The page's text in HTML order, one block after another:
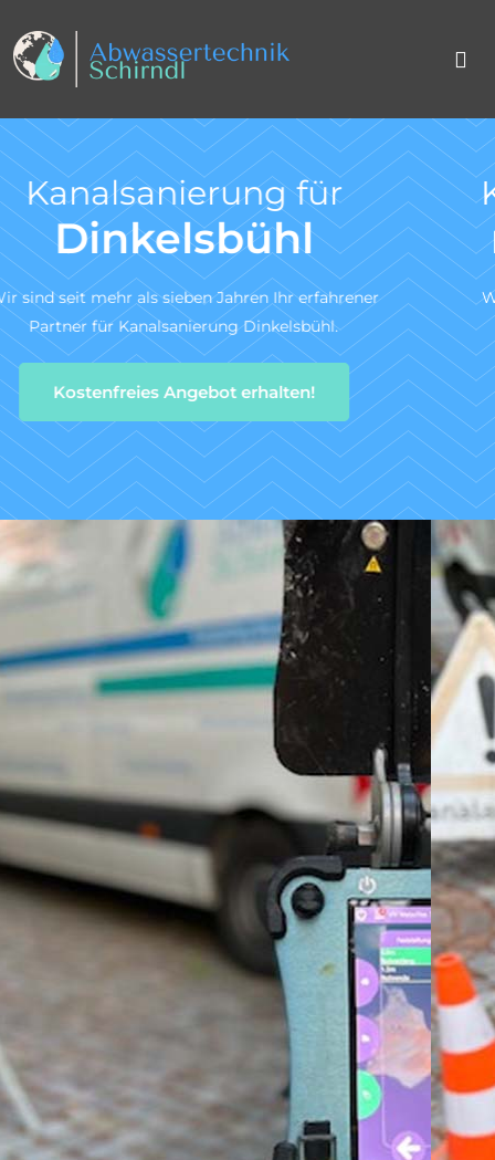
Kanal TV-
nach DIN 1986-
Wir sind ein zertifiziertes Fachunternehmen
Kanal-TV-Untersuchung gem. DIN 1986-30.
Zum Angebotsservice